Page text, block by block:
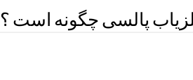
پالسی چگونه است ؟